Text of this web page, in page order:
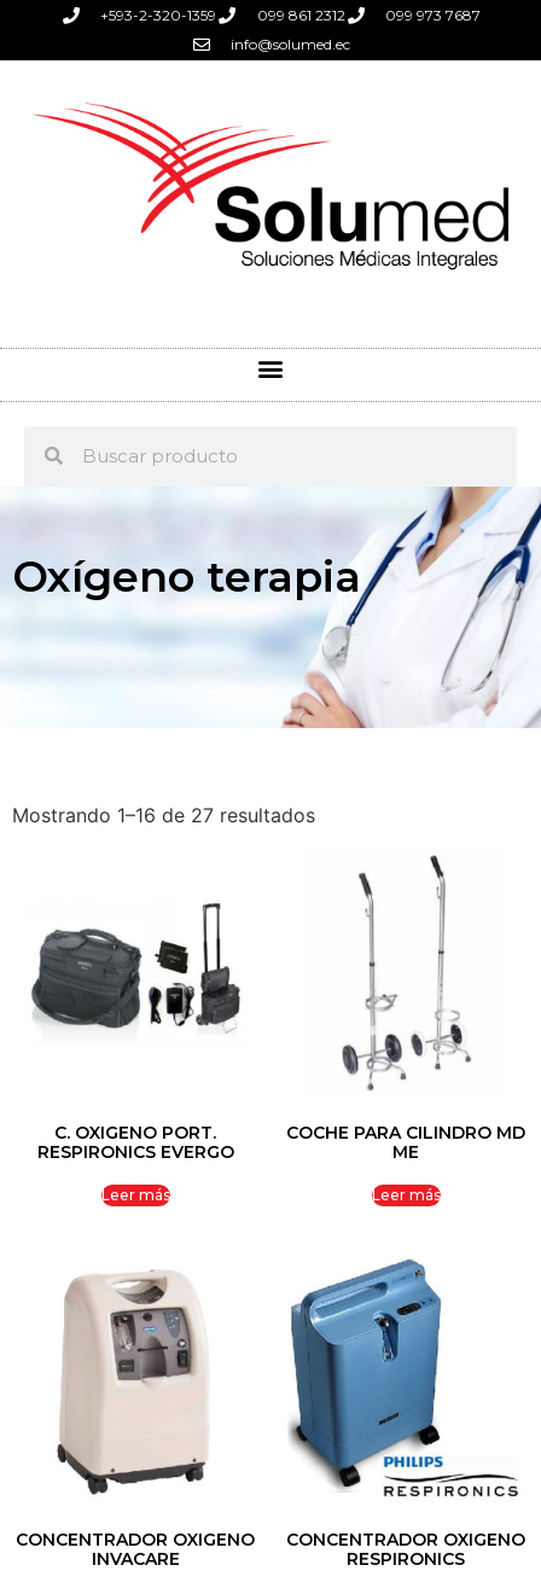
+593-2-320-1359 099 861 2312
099 973 7687
info@solumed.ec
Oxígeno terapia
Mostrando 1–16 de 27 resultados
C. OXIGENO PORT.
RESPIRONICS EVERGO
Leer más
COCHE PARA CILINDRO MD
ME
Leer más
CONCENTRADOR OXIGENO
INVACARE
CONCENTRADOR OXIGENO
RESPIRONICS